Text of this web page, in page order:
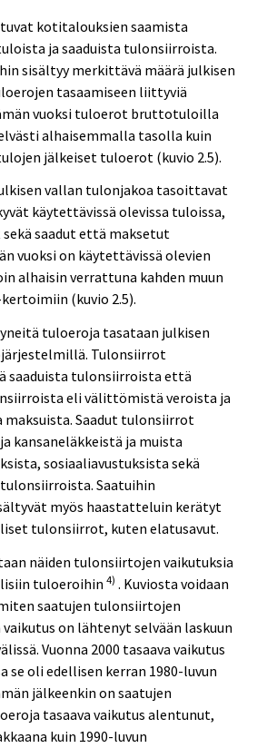
kotitalouksien saamista
ja saaduista tulonsiirroista.
sisältyy merkittävä määrä julkisen
tasaamiseen liittyviä
vuoksi tuloerot bruttotuloilla
alhaisemmalla tasolla kuin
jälkeiset tuloerot (kuvio 2.5).
vallan tulonjakoa tasoittavat
käytettävissä olevissa tuloissa,
saadut että maksetut
vuoksi on käytettävissä olevien
alhaisin verrattuna kahden muun
(kuvio 2.5).
tuloeroja tasataan julkisen
Tulonsiirrot
saaduista tulonsiirroista että
eli välittömistä veroista ja
Saadut tulonsiirrot
kansaneläkkeistä ja muista
sosiaaliavustuksista sekä
Saatuihin
myös haastatteluin kerätyt
tulonsiirrot, kuten elatusavut.
näiden tulonsiirtojen vaikutuksia
tuloeroihin 4) . Kuviosta voidaan
saatujen tulonsiirtojen
on lähtenyt selvään laskuun
Vuonna 2000 tasaava vaikutus
se oli edellisen kerran 1980-luvun
jälkeenkin on saatujen
tasaava vaikutus alentunut,
kuin 1990-luvun